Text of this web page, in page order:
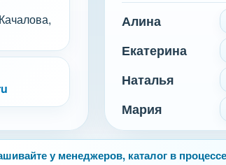
Алина
Екатерина
Наталья
Мария
у менеджеров, каталог в